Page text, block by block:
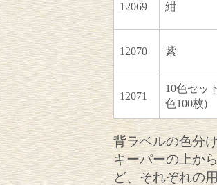
12069 紺
12070 紫
12071
10色セッ
色100枚)
背ラベルの色分
キーパーの上か
ど、それぞれの